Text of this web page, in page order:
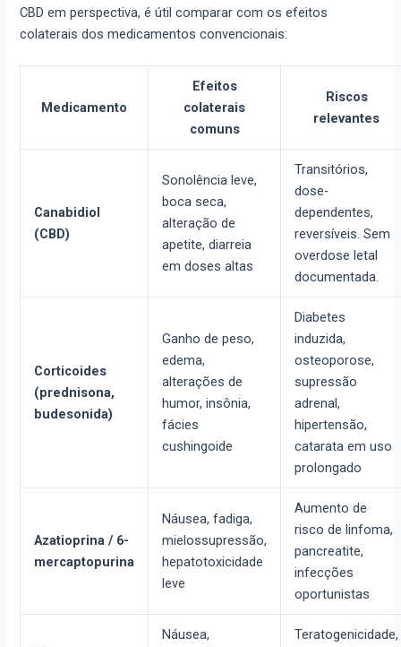
CBD em perspectiva, é útil comparar com os efeitos
colaterais dos medicamentos convencionais:
Medicamento
Efeitos
colaterais
comuns
Riscos
relevantes
Canabidiol
(CBD)
Sonolência leve,
boca seca,
alteração de
apetite, diarreia
em doses altas
Transitórios,
dose-
dependentes,
reversíveis. Sem
overdose letal
documentada.
Corticoides
(prednisona,
budesonida)
Ganho de peso,
edema,
alterações de
humor, insônia,
fácies
cushingoide
Diabetes
induzida,
osteoporose,
supressão
adrenal,
hipertensão,
catarata em uso
prolongado
Azatioprina / 6-
mercaptopurina
Náusea, fadiga,
mielossupressão,
hepatotoxicidade
leve
Aumento de
risco de linfoma,
pancreatite,
infecções
oportunistas
Náusea,
Teratogenicidade,